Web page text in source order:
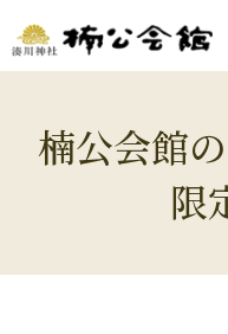
楠公会館
限